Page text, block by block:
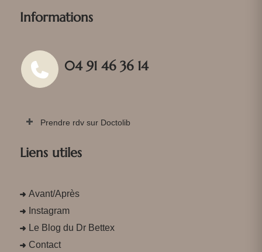
Informations
04 91 46 36 14
Prendre rdv sur Doctolib
Liens utiles
Avant/Après
Instagram
Le Blog du Dr Bettex
Contact